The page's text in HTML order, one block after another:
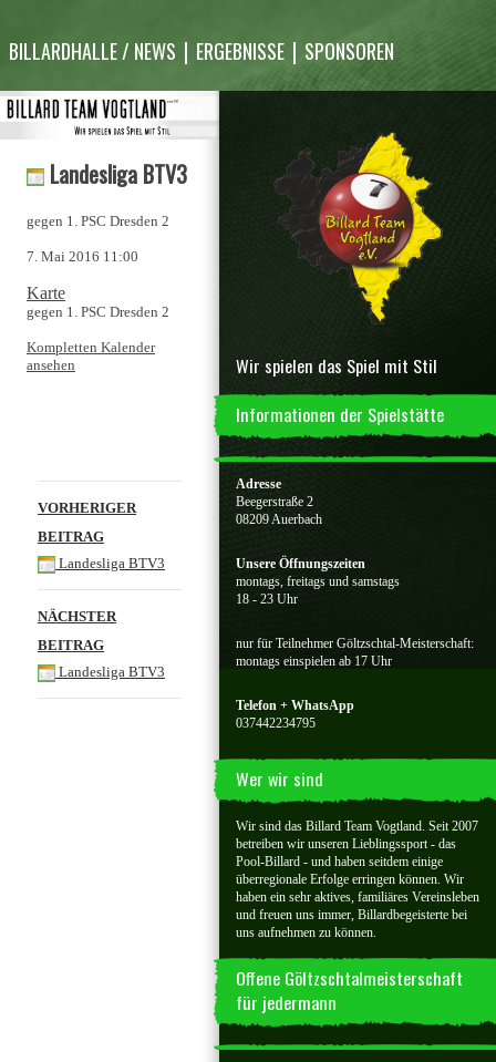
BILLARDHALLE / NEWS ERGEBNISSE SPONSOREN
Wir spielen das Spiel mit Stil
Informationen der Spielstätte
Adresse
Beegerstraße 2
08209 Auerbach
Unsere Öffnungszeiten
montags, freitags und samstags
18 - 23 Uhr
nur für Teilnehmer Göltzschtal-Meisterschaft:
montags einspielen ab 17 Uhr
Telefon + WhatsApp
037442234795
Wer wir sind
Wir sind das Billard Team Vogtland. Seit 2007
betreiben wir unseren Lieblingssport - das
Pool-Billard - und haben seitdem einige
überregionale Erfolge erringen können. Wir
haben ein sehr aktives, familiäres Vereinsleben
und freuen uns immer, Billardbegeisterte bei
uns aufnehmen zu können.
Offene Göltzschtalmeisterschaft
für jedermann
Landesliga BTV3
gegen 1. PSC Dresden 2
7. Mai 2016 11:00
KarteNumber
One
gegen 1. PSC Dresden 2
Kompletten Kalender
ansehen
Beitragsnavigation
VORHERIGER
BEITRAG
Landesliga BTV3
NÄCHSTER
BEITRAG
Landesliga BTV3